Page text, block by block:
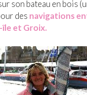
son bateau en bois
des navigations
île et Groix.